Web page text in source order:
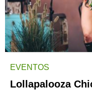
EVENTOS
Lollapalooza